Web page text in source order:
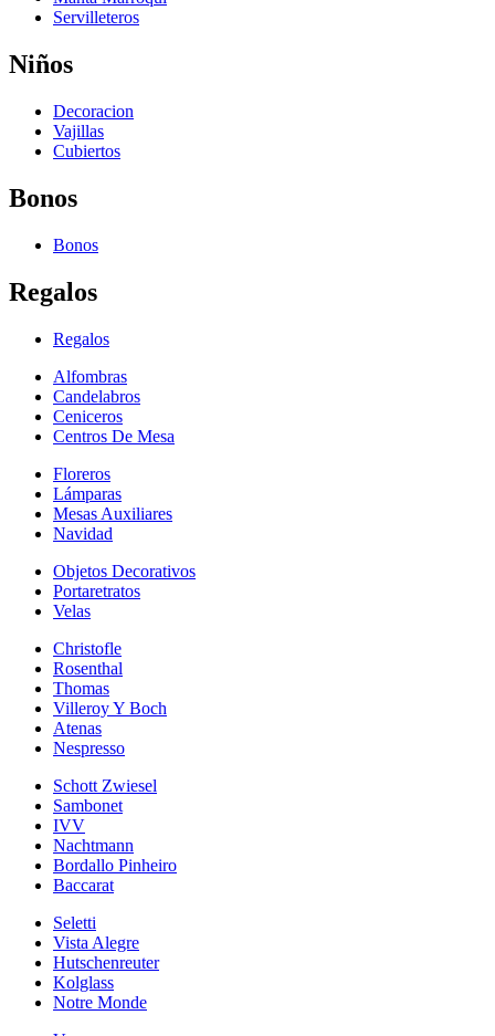
Servilleteros
Niños
Decoracion
Vajillas
Cubiertos
Bonos
Bonos
Regalos
Regalos
Alfombras
Candelabros
Ceniceros
Centros De Mesa
Floreros
Lámparas
Mesas Auxiliares
Navidad
Objetos Decorativos
Portaretratos
Velas
Christofle
Rosenthal
Thomas
Villeroy Y Boch
Atenas
Nespresso
Schott Zwiesel
Sambonet
IVV
Nachtmann
Bordallo Pinheiro
Baccarat
Seletti
Vista Alegre
Hutschenreuter
Kolglass
Notre Monde